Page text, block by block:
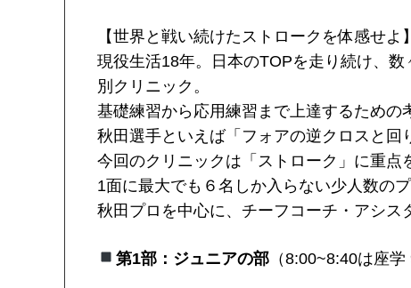
【世界と戦い続けたストロークを体感せよ】
現役生活18年。日本のTOPを走り続け、
別クリニック。
基礎練習から応用練習まで上達するための
秋田選手といえば「フォアの逆クロスと回
今回のクリニックは「ストローク」に重点
1面に最大でも６名しか入らない少人数のプ
秋田プロを中心に、チーフコーチ・アシス
第1部：ジュニアの部（8:00~8:40は座学